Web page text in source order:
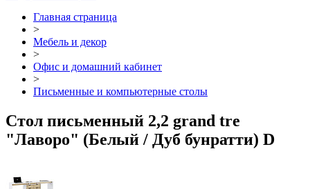
Главная страница
>
Мебель и декор
>
Офис и домашний кабинет
>
Письменные и компьютерные столы
Стол письменный 2,2 grand tre
"Лаворо" (Белый / Дуб бунратти) D